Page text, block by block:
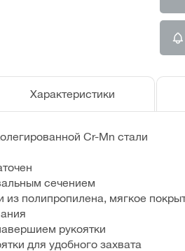
Характеристики
Cr-Mn стали
сечением
из полипропилена, мягкое
рукоятки
для удобного захвата